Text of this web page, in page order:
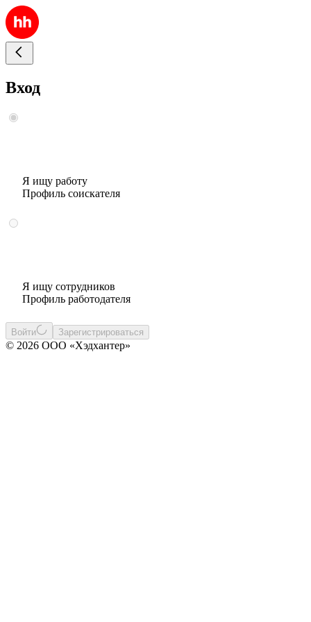
Вход
Я ищу работу
Профиль соискателя
Я ищу сотрудников
Профиль работодателя
Войти Зарегистрироваться
© 2026 ООО «Хэдхантер»